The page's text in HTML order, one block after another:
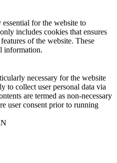
for the website to
includes cookies that ensures
of the website. These
information.
necessary for the website
to collect user personal data via
are termed as non-necessary
user consent prior to running